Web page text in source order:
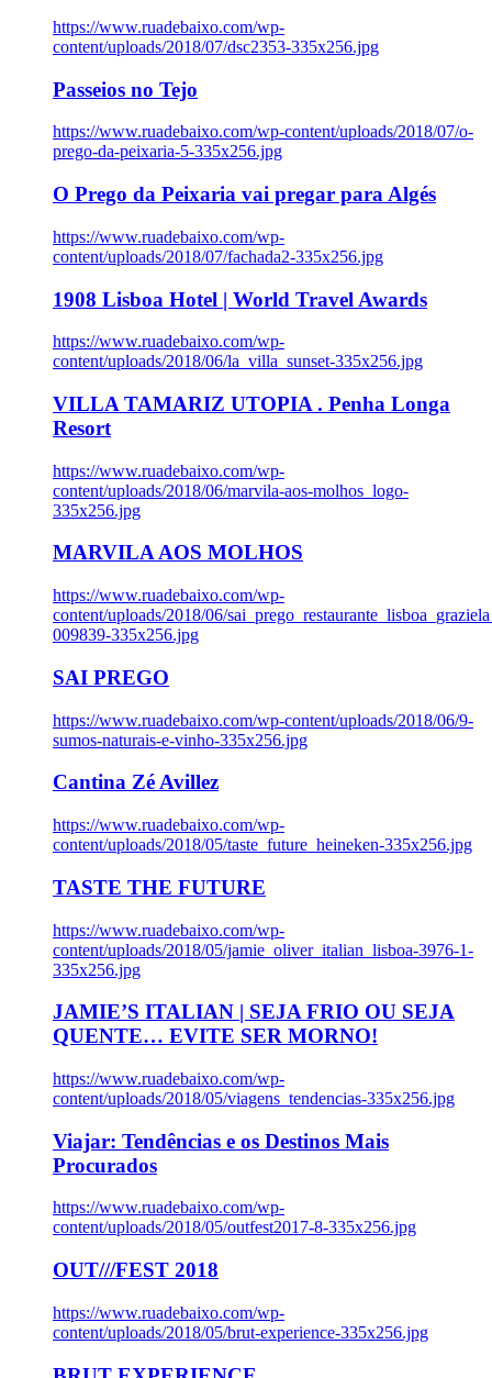
https://www.ruadebaixo.com/wp-
content/uploads/2018/07/dsc2353-335x256.jpg
Passeios no Tejo
https://www.ruadebaixo.com/wp-content/uploads/2018/07/o-
prego-da-peixaria-5-335x256.jpg
O Prego da Peixaria vai pregar para Algés
https://www.ruadebaixo.com/wp-
content/uploads/2018/07/fachada2-335x256.jpg
1908 Lisboa Hotel | World Travel Awards
https://www.ruadebaixo.com/wp-
content/uploads/2018/06/la_villa_sunset-335x256.jpg
VILLA TAMARIZ UTOPIA . Penha Longa
Resort
https://www.ruadebaixo.com/wp-
content/uploads/2018/06/marvila-aos-molhos_logo-
335x256.jpg
MARVILA AOS MOLHOS
https://www.ruadebaixo.com/wp-
content/uploads/2018/06/
009839-335x256.jpg
SAI PREGO
https://www.ruadebaixo.com/wp-content/uploads/2018/06/9-
sumos-naturais-e-vinho-335x256.jpg
Cantina Zé Avillez
https://www.ruadebaixo.com/wp-
content/uploads/2018/05/taste_future_heineken-335x256.jpg
TASTE THE FUTURE
https://www.ruadebaixo.com/wp-
content/uploads/2018/05/jamie_oliver_italian_lisboa-3976-1-
335x256.jpg
JAMIE’S ITALIAN | SEJA FRIO OU SEJA
QUENTE… EVITE SER MORNO!
https://www.ruadebaixo.com/wp-
content/uploads/2018/05/viagens_tendencias-335x256.jpg
Viajar: Tendências e os Destinos Mais
Procurados
https://www.ruadebaixo.com/wp-
content/uploads/2018/05/outfest2017-8-335x256.jpg
OUT///FEST 2018
https://www.ruadebaixo.com/wp-
content/uploads/2018/05/brut-experience-335x256.jpg